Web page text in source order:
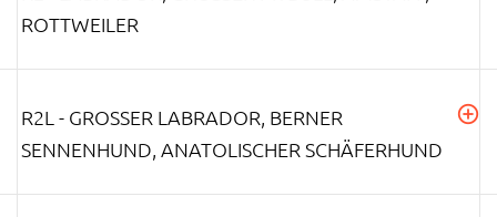
OTTWEILER
R2L - GROSSER LABRADOR, BERNER S
ENNENHUND, ANATOLISCHER SCHÄFERHUND